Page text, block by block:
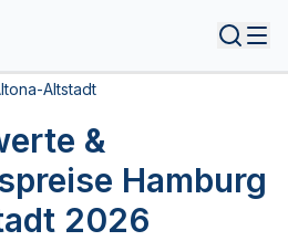
Altstadt
&
Hamburg
2026